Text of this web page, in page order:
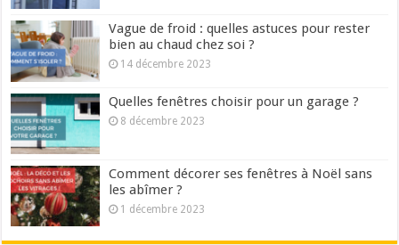
Vague de froid : quelles astuces pour rester
bien au chaud chez soi ?
14 décembre 2023
Quelles fenêtres choisir pour un garage ?
8 décembre 2023
Comment décorer ses fenêtres à Noël sans
les abîmer ?
1 décembre 2023